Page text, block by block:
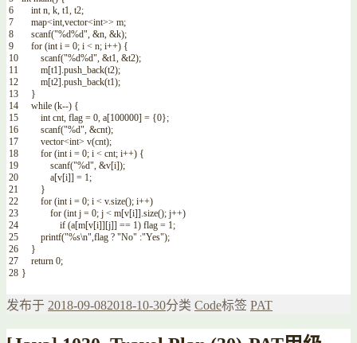
6
7
8
9
10
11
12
13
14
15
16
17
18
19
20
21
22
23
24
25
26
27
28
int n k t1 t2;
map<int vector<int>> m;
scanf("%d%d" &n &k);
for (int i = 0; i < n; i++) {
scanf("%d%d" &t1 &t2);
m[t1] push_back(t2);
m[t2] push_back(t1);
}
while (k--) {
int cnt flag = 0 a[100000] = {0};
scanf("%d" &cnt);
vector<int> v(cnt);
for (int i = 0; i < cnt; i++) {
scanf("%d" &v[i]);
a[v[i]] = 1 ;
}
for (int i = 0; i < v.size(); i++)
for (int j = 0; j < m[v[i]] size(); j++)
if (a[m[v[i]][j]] == 1) flag = 1 ;
printf("%s\n" flag ? "No" :"Yes");
}
return 0;
}
发布于 2018-09-082018-10-30分类 Code标签 PAT